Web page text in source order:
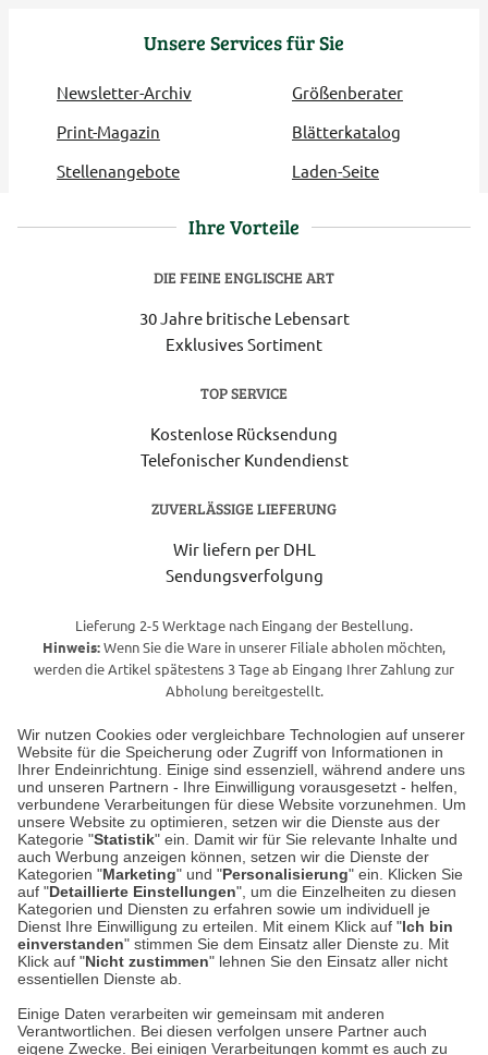
Wir nutzen Cookies oder vergleichbare Technologien auf unserer
Website für die Speicherung oder Zugriff von Informationen in
Ihrer Endeinrichtung. Einige sind essenziell, während andere uns
und unseren Partnern - Ihre Einwilligung vorausgesetzt - helfen,
verbundene Verarbeitungen für diese Website vorzunehmen. Um
unsere Website zu optimieren, setzen wir die Dienste aus der
Kategorie "Statistik" ein. Damit wir für Sie relevante Inhalte und
auch Werbung anzeigen können, setzen wir die Dienste der
Kategorien "Marketing" und "Personalisierung" ein. Klicken Sie
auf "Detaillierte Einstellungen", um die Einzelheiten zu diesen
Kategorien und Diensten zu erfahren sowie um individuell je
Dienst Ihre Einwilligung zu erteilen. Mit einem Klick auf "Ich bin
einverstanden" stimmen Sie dem Einsatz aller Dienste zu. Mit
Klick auf "Nicht zustimmen" lehnen Sie den Einsatz aller nicht
essentiellen Dienste ab.
Einige Daten verarbeiten wir gemeinsam mit anderen
Verantwortlichen. Bei diesen verfolgen unsere Partner auch
eigene Zwecke. Bei einigen Verarbeitungen kommt es auch zu
Unsere Services für Sie
Newsletter-Archiv
Größenberater
Print-Magazin
Blätterkatalog
Stellenangebote
Laden-Seite
Ihre Vorteile
DIE FEINE ENGLISCHE ART
30 Jahre britische Lebensart
Exklusives Sortiment
TOP SERVICE
Kostenlose Rücksendung
Telefonischer Kundendienst
ZUVERLÄSSIGE LIEFERUNG
Wir liefern per DHL
Sendungsverfolgung
Lieferung 2-5 Werktage nach Eingang der Bestellung.
Hinweis:Wenn Sie die Ware in unserer Filiale abholen möchten,
werden die Artikel spätestens 3 Tage ab Eingang Ihrer Zahlung zur
Abholung bereitgestellt.
Unser Geschäft in Meckenheim
Auf dem Steinbüchel 6
53340 Meckenheim
Montag bis Samstag 9:00 Uhr bis 18:00 Uhr
weitere Information
Hier finden Sie uns im Netz